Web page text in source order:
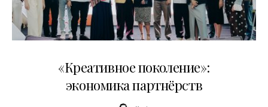
«Креативное поколение»:
экономика партнёрств